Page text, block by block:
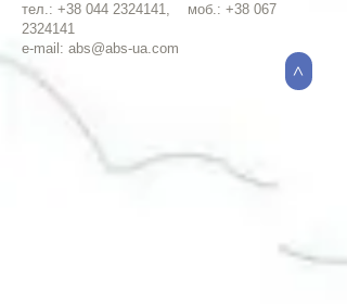
тел.: +38 044 2324141, моб.: +38 067
2324141
e-mail: abs@abs-ua.com
>